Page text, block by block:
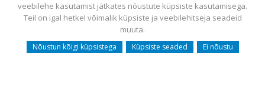
Utiliseerimine
Sisukaart
Webmail
veebilehe kasutamist jätkates nõustute küpsiste kasutamisega.
Teil on igal hetkel võimalik küpsiste ja veebilehitseja seadeid
muuta.
Nõustun kõigi küpsistega Küpsiste seaded Ei nõustu